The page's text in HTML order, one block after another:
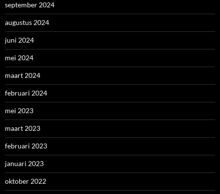
september 2024
augustus 2024
juni 2024
mei 2024
maart 2024
februari 2024
mei 2023
maart 2023
februari 2023
januari 2023
oktober 2022